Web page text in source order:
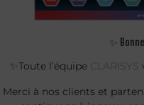
✨
✨Toute l’équipe CLARISYS
Merci à nos clients et